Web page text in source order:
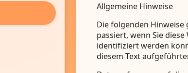
Allgemeine Hinweise
Die folgenden
passiert, wenn Sie
identifiziert werden
diesem Text